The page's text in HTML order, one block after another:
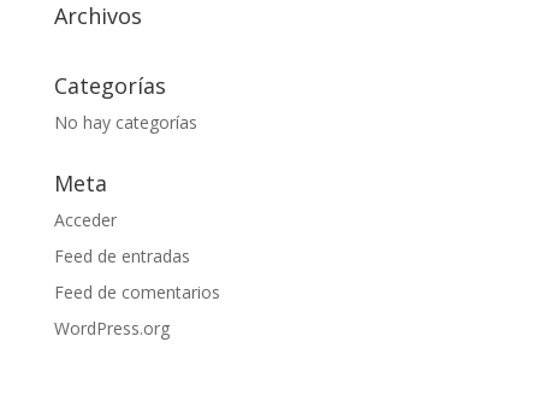
Archivos
Categorías
No hay categorías
Meta
Acceder
Feed de entradas
Feed de comentarios
WordPress.org